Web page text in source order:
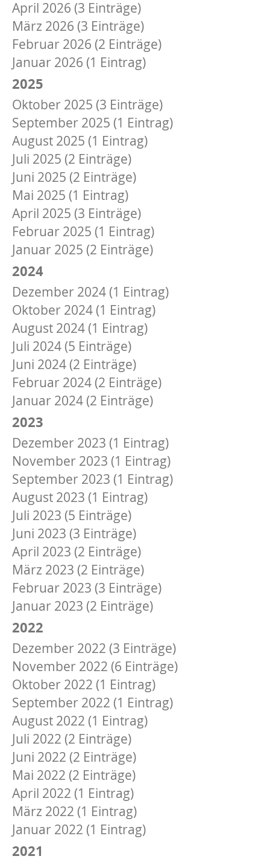
April 2026 (3 Einträge)
März 2026 (3 Einträge)
Februar 2026 (2 Einträge)
Januar 2026 (1 Eintrag)
2025
Oktober 2025 (3 Einträge)
September 2025 (1 Eintrag)
August 2025 (1 Eintrag)
Juli 2025 (2 Einträge)
Juni 2025 (2 Einträge)
Mai 2025 (1 Eintrag)
April 2025 (3 Einträge)
Februar 2025 (1 Eintrag)
Januar 2025 (2 Einträge)
2024
Dezember 2024 (1 Eintrag)
Oktober 2024 (1 Eintrag)
August 2024 (1 Eintrag)
Juli 2024 (5 Einträge)
Juni 2024 (2 Einträge)
Februar 2024 (2 Einträge)
Januar 2024 (2 Einträge)
2023
Dezember 2023 (1 Eintrag)
November 2023 (1 Eintrag)
September 2023 (1 Eintrag)
August 2023 (1 Eintrag)
Juli 2023 (5 Einträge)
Juni 2023 (3 Einträge)
April 2023 (2 Einträge)
März 2023 (2 Einträge)
Februar 2023 (3 Einträge)
Januar 2023 (2 Einträge)
2022
Dezember 2022 (3 Einträge)
November 2022 (6 Einträge)
Oktober 2022 (1 Eintrag)
September 2022 (1 Eintrag)
August 2022 (1 Eintrag)
Juli 2022 (2 Einträge)
Juni 2022 (2 Einträge)
Mai 2022 (2 Einträge)
April 2022 (1 Eintrag)
März 2022 (1 Eintrag)
Januar 2022 (1 Eintrag)
2021